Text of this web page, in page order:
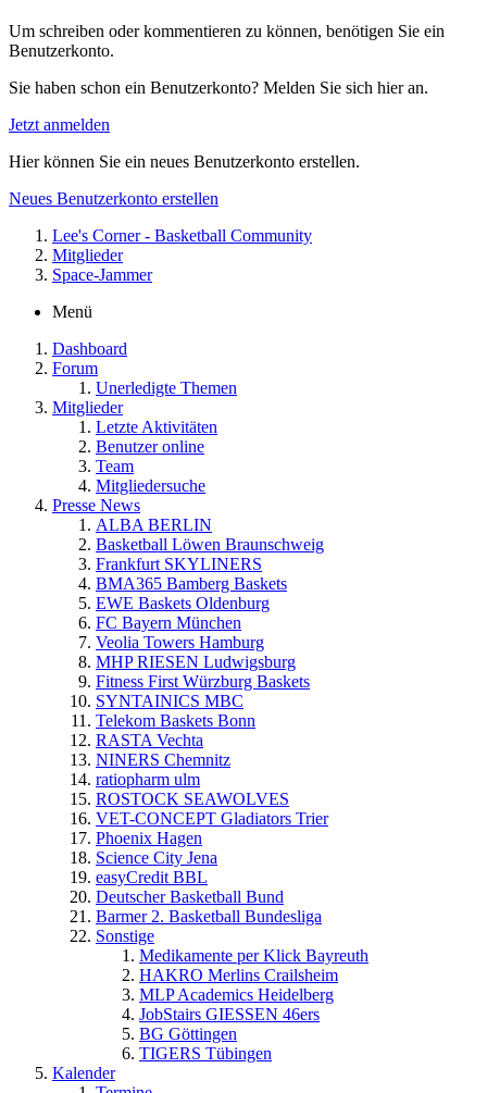
Um schreiben oder kommentieren zu können, benötigen Sie ein
Benutzerkonto.
Sie haben schon ein Benutzerkonto? Melden Sie sich hier an.
Jetzt anmelden
Hier können Sie ein neues Benutzerkonto erstellen.
Neues Benutzerkonto erstellen
Lee's Corner - Basketball Community
Mitglieder
Space-Jammer
Menü
Dashboard
Forum
Unerledigte Themen
Mitglieder
Letzte Aktivitäten
Benutzer online
Team
Mitgliedersuche
Presse News
ALBA BERLIN
Basketball Löwen Braunschweig
Frankfurt SKYLINERS
BMA365 Bamberg Baskets
EWE Baskets Oldenburg
FC Bayern München
Veolia Towers Hamburg
MHP RIESEN Ludwigsburg
Fitness First Würzburg Baskets
SYNTAINICS MBC
Telekom Baskets Bonn
RASTA Vechta
NINERS Chemnitz
ratiopharm ulm
ROSTOCK SEAWOLVES
VET-CONCEPT Gladiators Trier
Phoenix Hagen
Science City Jena
easyCredit BBL
Deutscher Basketball Bund
Barmer 2. Basketball Bundesliga
Sonstige
Medikamente per Klick Bayreuth
HAKRO Merlins Crailsheim
MLP Academics Heidelberg
JobStairs GIESSEN 46ers
BG Göttingen
TIGERS Tübingen
Kalender